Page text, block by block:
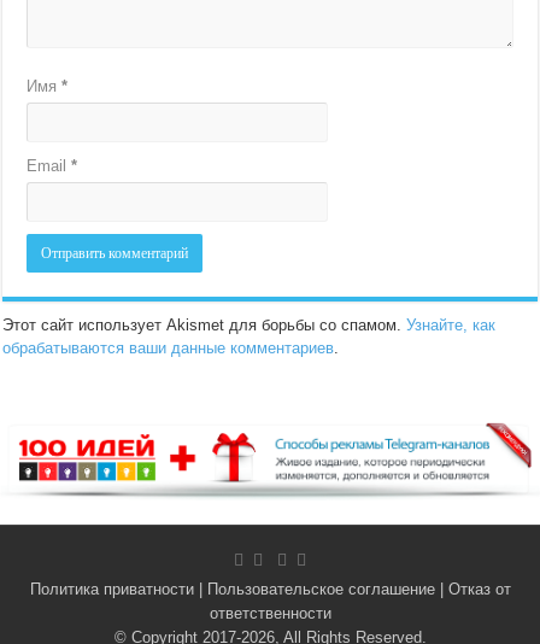
Имя*
Email*
Этот сайт использует Akismet для борьбы со спамом.Узнайте, как
обрабатываются ваши данные комментариев.
Политика приватности| Пользовательское соглашение| Отказ от
ответственности
© Copyright 2017-2026, All Rights Reserved.